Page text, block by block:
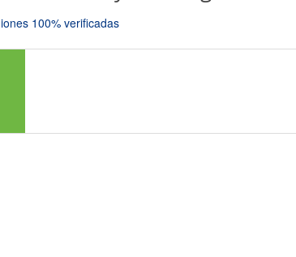
100% verificadas